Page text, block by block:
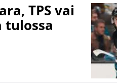
TPS vai
tulossa